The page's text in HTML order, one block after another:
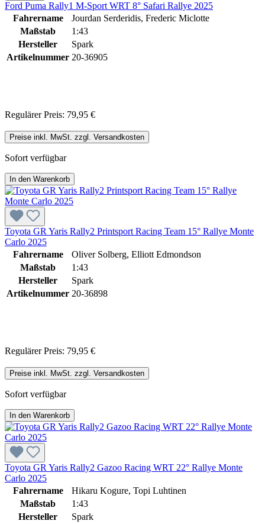
Ford Puma Rally1 M-Sport WRT 8° Safari Rallye 2025
Fahrername
Jourdan Serderidis, Frederic Miclotte
Maßstab
1:43
Hersteller
Spark
Artikelnummer 20-36905
Regulärer Preis: 79,95 €
Preise inkl. MwSt. zzgl. Versandkosten
Sofort verfügbar
In den Warenkorb
Toyota GR Yaris Rally2 Printsport Racing Team 15° Rallye Monte
Carlo 2025
Fahrername
Oliver Solberg, Elliott Edmondson
Maßstab
1:43
Hersteller
Spark
Artikelnummer 20-36898
Regulärer Preis: 79,95 €
Preise inkl. MwSt. zzgl. Versandkosten
Sofort verfügbar
In den Warenkorb
Toyota GR Yaris Rally2 Gazoo Racing WRT 22° Rallye Monte
Carlo 2025
Fahrername
Hikaru Kogure, Topi Luhtinen
Maßstab
1:43
Hersteller
Spark